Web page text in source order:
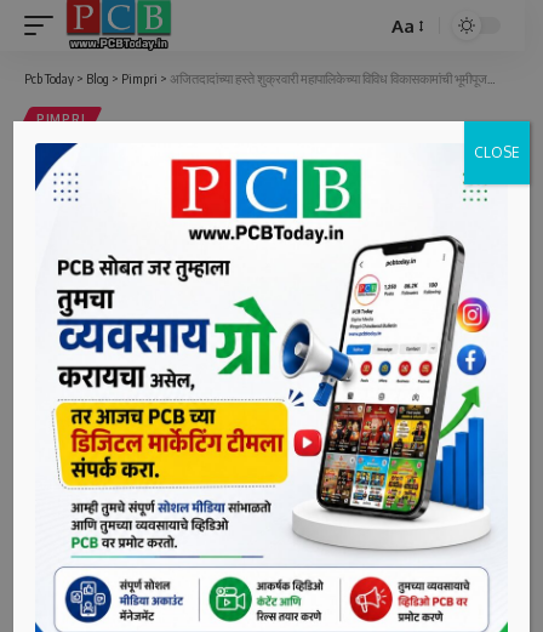
Font
Resizer
Aa
Pcb Today > Blog > Pimpri > अजितदादांच्या हस्ते शुक्रवारी महापालिकेच्या विविध विकासकामांची भूमीपूजने, उद्घाटने
PIMPRI
अजितदादांच्या हस्ते शुक्रवारी महापालिकेच्या
विविध विकासकामांची भूमीपूजने, उद्घाटने
Last updated: June 2, 2022 2:46 pm
bpcauthor
2 Min Read
पिंपरी दि. २ (पीसीबी)- राज्याचे उपमुख्यमंत्री तथा पुणे जिल्ह्याचे
पालकमंत्री अजित पवार यांच्या हस्ते उद्या (शुक्रवारी) पिंपरी-चिंचवड
महापालिकेच्या विविध विकासकामांची भूमीपूजने आणि उद्घाटने होणार
आहेत. सकाळी साडेसात वाजल्यापासून त्यांच्या दौ-याला सुरुवात होणार
पिंपरी-चिंचवड महापालिकेतील नगरसेवकांचा कार्यकाळ 13 मार्च रोजी
CLOSE